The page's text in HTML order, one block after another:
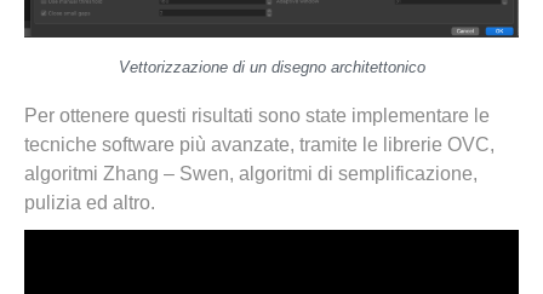
Vettorizzazione di un disegno architettonico
Per ottenere questi risultati sono state implementare le
tecniche software più avanzate, tramite le librerie OVC,
algoritmi Zhang – Swen, algoritmi di semplificazione,
pulizia ed altro.